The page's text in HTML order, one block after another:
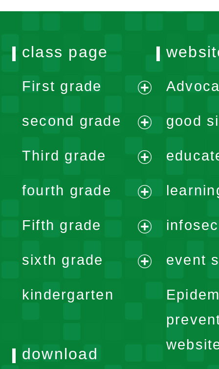
class page
First grade
menu
second grade
menu
Third grade
menu
fourth grade
menu
Fifth grade
menu
sixth grade
kindergarten
good
event
download